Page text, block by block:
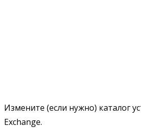
Измените (если нужно) каталог
Exchange.